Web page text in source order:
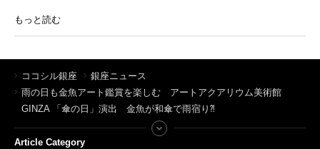
もっと読む
ココシル銀座
銀座ニュース
雨の日も金魚アート鑑賞を楽しむ アートアクアリウム美術館
GINZA 「傘の日」演出 金魚が和傘で雨宿り⁈
Article Category